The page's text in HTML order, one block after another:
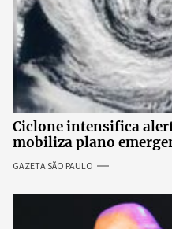
Ciclone intensifica
mobiliza plano
impactos no
GAZETA SÃO PAULO